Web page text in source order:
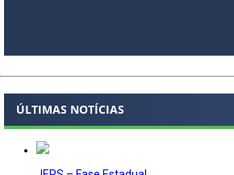
ÚLTIMAS NOTÍCIAS